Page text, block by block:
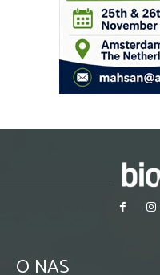
O NAS